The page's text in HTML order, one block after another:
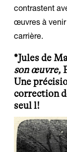
contrastent
œuvres à venir
carrière.
*Jules de
son œuvre,
Une
correction
seul l!